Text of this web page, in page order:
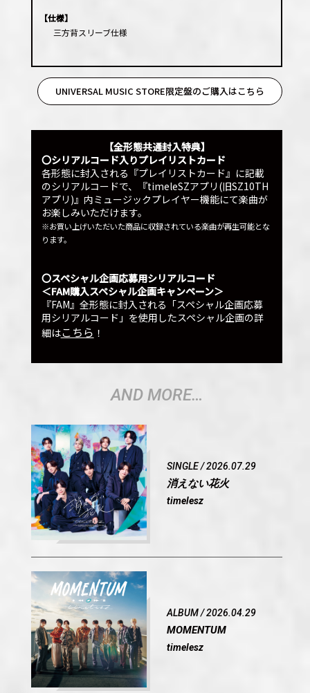
【仕様】
三方背スリーブ仕様
UNIVERSAL MUSIC STORE限定盤のご購入はこちら
【全形態共通封入特典】
〇シリアルコード入りプレイリストカード
各形態に封入される『プレイリストカード』に記載
のシリアルコードで、『timeleSZアプリ(旧SZ10TH
アプリ)』内ミュージックプレイヤー機能にて楽曲が
お楽しみいただけます。
※お買い上げいただいた商品に収録されている楽曲が再生可能とな
ります。
〇スペシャル企画応募用シリアルコード
＜FAM購入スペシャル企画キャンペーン＞
『FAM』全形態に封入される「スペシャル企画応募
用シリアルコード」を使用したスペシャル企画の詳
細はこちら ！
AND MORE…
SINGLE / 2026.07.29
消えない花火
timelesz
ALBUM / 2026.04.29
MOMENTUM
timelesz